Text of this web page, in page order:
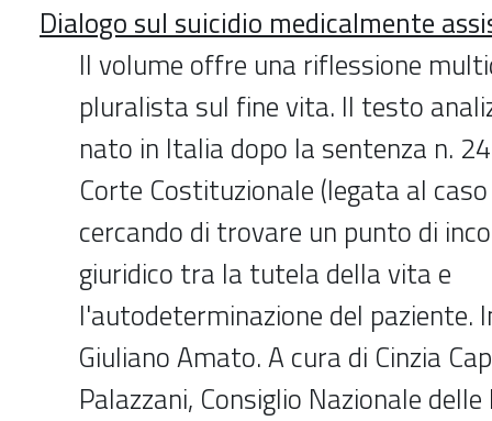
Dialogo sul suicidio medicalmente
Il volume offre una riflessione
pluralista sul fine vita. Il testo
nato in Italia dopo la sentenza n.
Corte Costituzionale (legata al caso
cercando di trovare un punto di
giuridico tra la tutela della vita e
l'autodeterminazione del paziente.
Giuliano Amato. A cura di Cinzia
Palazzani, Consiglio Nazionale